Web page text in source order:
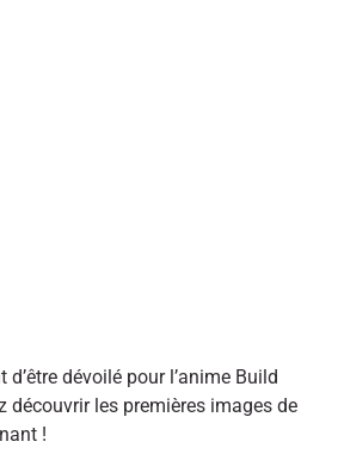
d’être dévoilé pour l’anime Build
découvrir les premières images de
!